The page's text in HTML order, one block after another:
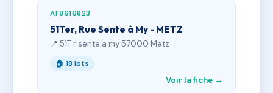
AF8616823
51Ter, Rue Sente à My - METZ
📍 51T r sente a my 57000 Metz
🏠 18 lots
Voir la fiche →